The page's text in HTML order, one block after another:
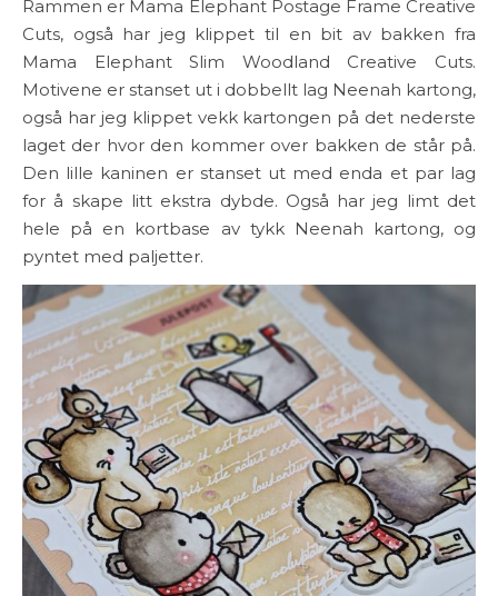
Rammen er Mama Elephant Postage Frame Creative
Cuts, også har jeg klippet til en bit av bakken fra
Mama Elephant Slim Woodland Creative Cuts.
Motivene er stanset ut i dobbellt lag Neenah kartong,
også har jeg klippet vekk kartongen på det nederste
laget der hvor den kommer over bakken de står på.
Den lille kaninen er stanset ut med enda et par lag
for å skape litt ekstra dybde. Også har jeg limt det
hele på en kortbase av tykk Neenah kartong, og
pyntet med paljetter.